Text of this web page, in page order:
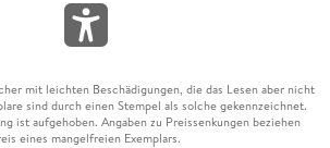
mit leichten Beschädigungen, die das Lesen aber nicht
sind durch einen Stempel als solche gekennzeichnet.
ist aufgehoben. Angaben zu Preissenkungen beziehen
eines mangelfreien Exemplars.